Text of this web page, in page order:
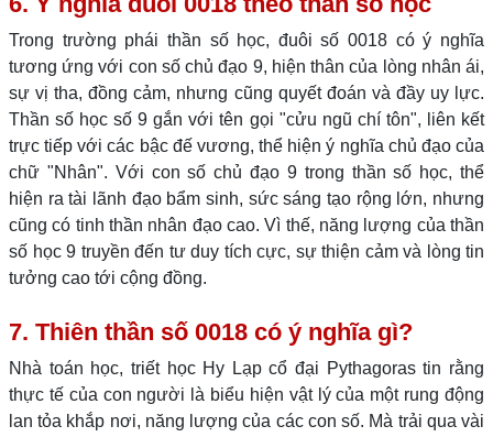
Trong trường phái thần số học, đuôi số 0018 có ý nghĩa
tương ứng với con số chủ đạo 9, hiện thân của lòng nhân ái,
sự vị tha, đồng cảm, nhưng cũng quyết đoán và đầy uy lực.
Thần số học số 9 gắn với tên gọi "cửu ngũ chí tôn", liên kết
trực tiếp với các bậc đế vương, thể hiện ý nghĩa chủ đạo của
chữ "Nhân". Với con số chủ đạo 9 trong thần số học, thể
hiện ra tài lãnh đạo bẩm sinh, sức sáng tạo rộng lớn, nhưng
cũng có tinh thần nhân đạo cao. Vì thế, năng lượng của thần
số học 9 truyền đến tư duy tích cực, sự thiện cảm và lòng tin
tưởng cao tới cộng đồng.
7. Thiên thần số 0018 có ý nghĩa gì?
Nhà toán học, triết học Hy Lạp cổ đại Pythagoras tin rằng
thực tế của con người là biểu hiện vật lý của một rung động
lan tỏa khắp nơi, năng lượng của các con số. Mà trải qua vài